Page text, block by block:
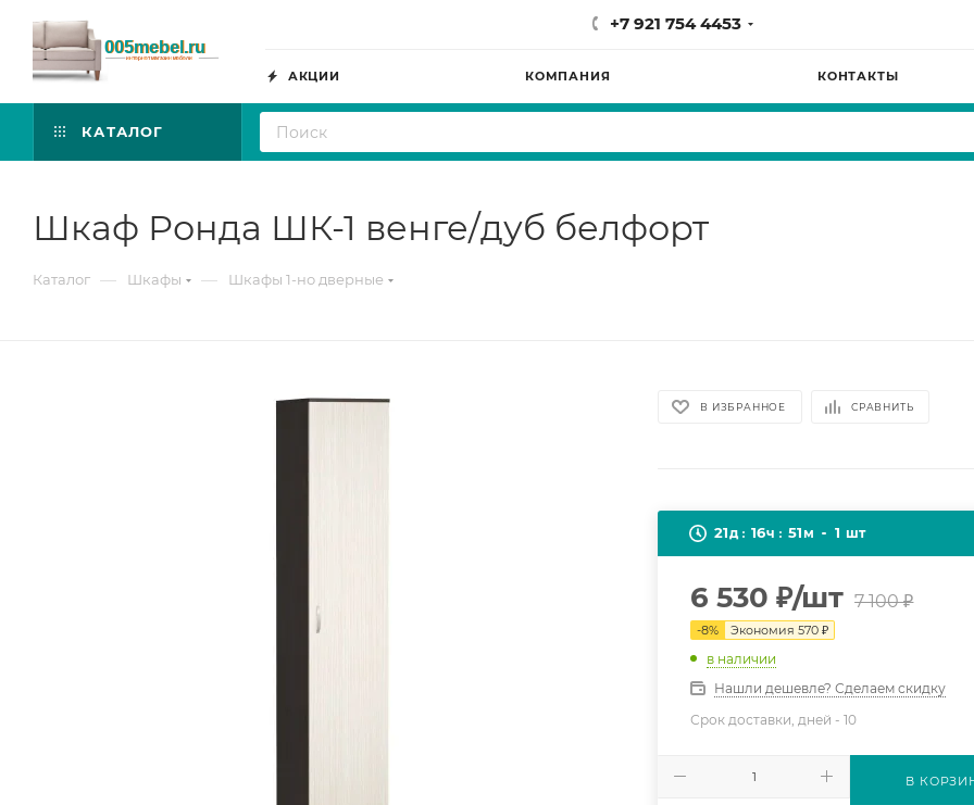
+7 921 754 4453
АКЦИИ КОМПАНИЯ КОНТАКТЫ
КАТАЛОГ
Шкаф Ронда ШК-1 венге/дуб белфорт
Каталог — Шкафы — Шкафы 1-но дверные
В ИЗБРАННОЕ СРАВНИТЬ
21д 16ч 51м 1 шт
6 530 ₽/шт 7 100₽
-8% Экономия570 ₽
в наличии
Нашли дешевле? Сделаем скидку
Срок доставки, дней -10
В